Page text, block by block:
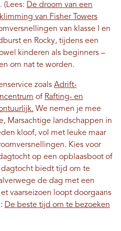
(Lees: De droom van een
van Fisher Towers
van klasse I en
en Rocky, tijdens een
kinderen als beginners –
om nat te worden.
zoals Adrift-
of Rafting- en
We nemen je mee
Marsachtige landschappen in
kloof, vol met leuke maar
Kies voor
op een opblaasboot of
dagtocht biedt tijd om te
de dag met een
vaarseizoen loopt doorgaans
De beste tijd om te bezoeken